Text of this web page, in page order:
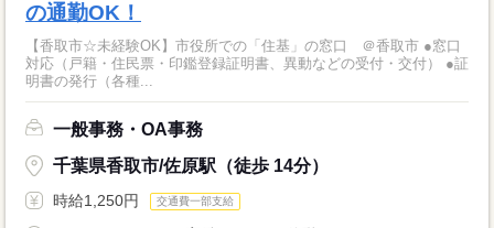
の通勤OK！
【香取市☆未経験OK】市役所での「住基」の窓口 ＠香取市 ●窓口
対応（戸籍・住民票・印鑑登録証明書、異動などの受付・交付） ●証
明書の発行（各種...
一般事務・OA事務
千葉県香取市/佐原駅（徒歩 14分）
時給1,250円 交通費一部支給